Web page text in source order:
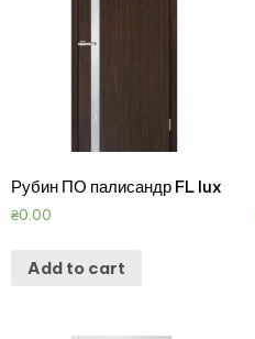
Рубин ПО палисандр FL lux
₴0.00
Add to cart